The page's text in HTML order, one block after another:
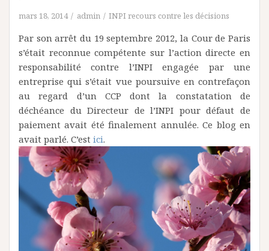
mars 18, 2014 admin INPI recours contre les décisions
Par son arrêt du 19 septembre 2012, la Cour de Paris
s’était reconnue compétente sur l’action directe en
responsabilité contre l’INPI engagée par une
entreprise qui s’était vue poursuive en contrefaçon
au regard d’un CCP dont la constatation de
déchéance du Directeur de l’INPI pour défaut de
paiement avait été finalement annulée. Ce blog en
avait parlé. C’est ici.